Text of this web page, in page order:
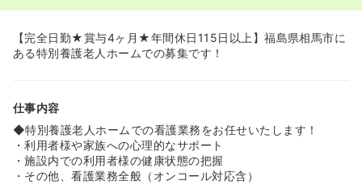
◆公共交通機関の時間を気にせず、自分のペースで通勤し
たい方におすすめです！
≪長く安心して働ける充実の福利厚生≫
あります。
◆再雇用制度は上限70歳までと、長く働きたい方をサポー
トする体制が整っています。
【完全日勤★賞与4ヶ月★年間休日115日以上】福島県相馬市に
ある特別養護老人ホームでの募集です！
仕事内容
◆特別養護老人ホームでの看護業務をお任せいたします！
・利用者様や家族への心理的なサポート
・施設内での利用者様の健康状態の把握
・その他、看護業務全般（オンコール対応含）